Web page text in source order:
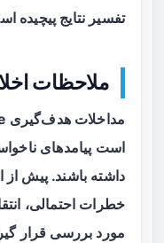
تفسیر نتایج پیچیده
ملاحظات
است پیامدهای
داشته باشند. پیش از
خطرات احتمالی،
مورد بررسی قرار